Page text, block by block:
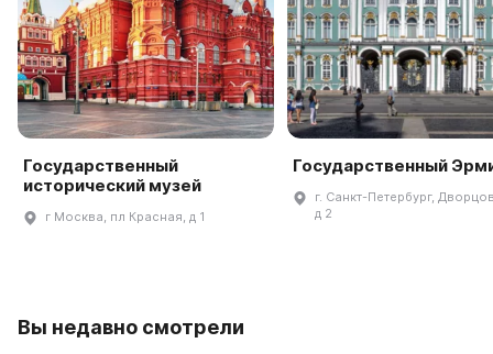
Государственный
исторический музей
г Москва, пл Красная, д 1
Государственный
г. Санкт-Петербург,
д 2
Вы недавно смотрели